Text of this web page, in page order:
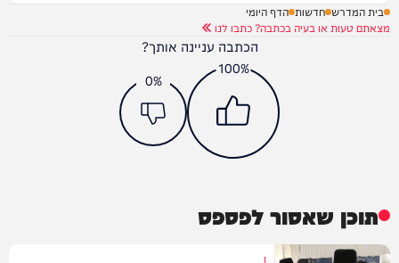
בית המדרש חדשות הדף היומי
מצאתם טעות או בעיה בכתבה? כתבו לנו
הכתבה עניינה אותך?
100%
0%
תוכן שאסור לפספס